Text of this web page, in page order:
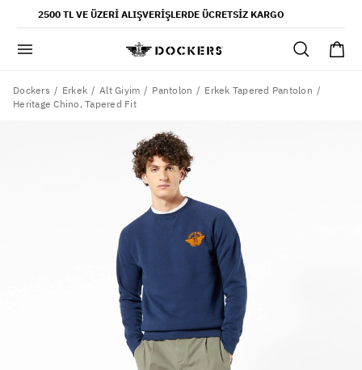
2500 TL VE ÜZERI ALIŞVERIŞLERDE ÜCRETSIZ KARGO
gömlek
şort
Dockers Erkek Alt Giyim Pantolon
Erkek Tapered Pantolon
Heritage Chino, Tapered Fit